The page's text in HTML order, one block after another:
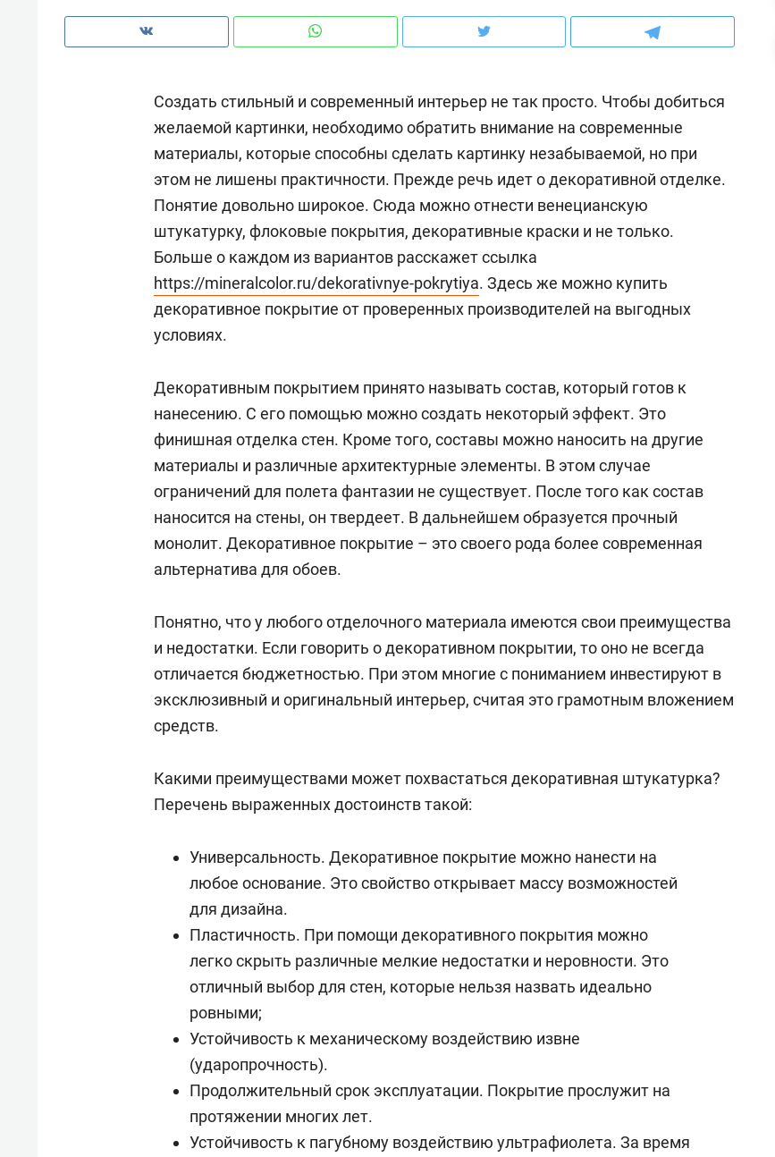
Создать стильный и современный интерьер не так просто. Чтобы добиться
желаемой картинки, необходимо обратить внимание на современные
материалы, которые способны сделать картинку незабываемой, но при
этом не лишены практичности. Прежде речь идет о декоративной отделке.
Понятие довольно широкое. Сюда можно отнести венецианскую
штукатурку, флоковые покрытия, декоративные краски и не только.
Больше о каждом из вариантов расскажет ссылка
https://mineralcolor.ru/dekorativnye-pokrytiya. Здесь же можно купить
декоративное покрытие от проверенных производителей на выгодных
условиях.
Декоративным покрытием принято называть состав, который готов к
нанесению. С его помощью можно создать некоторый эффект. Это
финишная отделка стен. Кроме того, составы можно наносить на другие
материалы и различные архитектурные элементы. В этом случае
ограничений для полета фантазии не существует. После того как состав
наносится на стены, он твердеет. В дальнейшем образуется прочный
монолит. Декоративное покрытие – это своего рода более современная
альтернатива для обоев.
Понятно, что у любого отделочного материала имеются свои преимущества
и недостатки. Если говорить о декоративном покрытии, то оно не всегда
отличается бюджетностью. При этом многие с пониманием инвестируют в
эксклюзивный и оригинальный интерьер, считая это грамотным вложением
средств.
Какими преимуществами может похвастаться декоративная штукатурка?
Перечень выраженных достоинств такой:
Универсальность. Декоративное покрытие можно нанести на
любое основание. Это свойство открывает массу возможностей
для дизайна.
Пластичность. При помощи декоративного покрытия можно
легко скрыть различные мелкие недостатки и неровности. Это
отличный выбор для стен, которые нельзя назвать идеально
ровными;
Устойчивость к механическому воздействию извне
(ударопрочность).
Продолжительный срок эксплуатации. Покрытие прослужит на
протяжении многих лет.
Устойчивость к пагубному воздействию ультрафиолета. За время
рынки, почему надо знать аксакалов и
чем интересен Оман?
о трехкратном росте цен, дотошных
клиентах и чудных запросах мастеров
школьной формы о
налогах и развитии
комфорта под Казанью
безопасность в ЖК «Нова»
с ментальным и
состоянием как
антихрупких команд